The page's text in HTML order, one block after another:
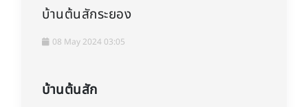
บ้านต้นสักระยอง
08 May 2024 03:05
บ้านต้นสัก